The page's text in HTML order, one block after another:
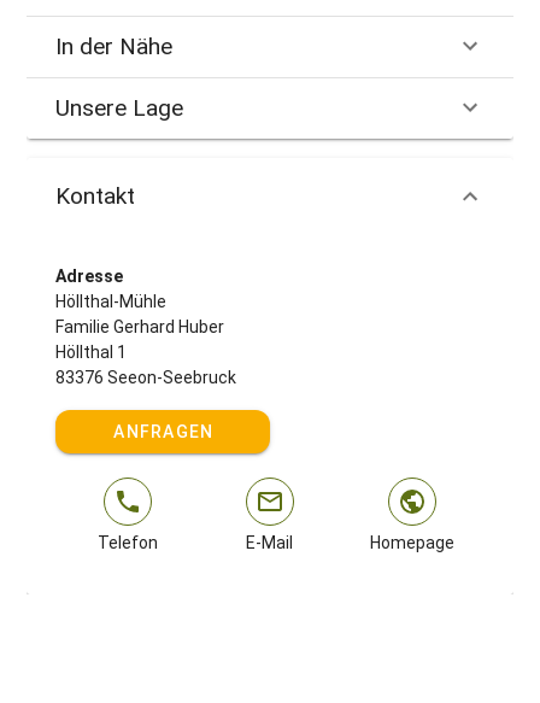
In der Nähe
Unsere Lage
Kontakt
Adresse
Höllthal-Mühle
Familie Gerhard Huber
Höllthal 1
83376 Seeon-Seebruck
ANFRAGEN
Telefon E-Mail Homepage